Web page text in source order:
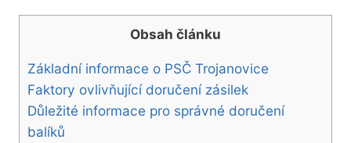
Obsah článku
Základní informace o PSČ Trojanovice
Faktory ovlivňující doručení zásilek
Důležité informace pro správné doručení
balíků